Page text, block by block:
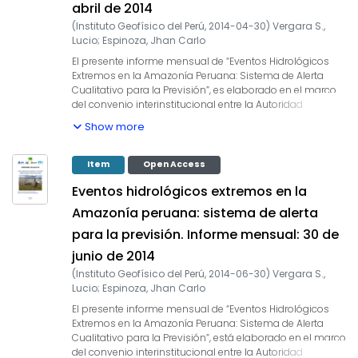
Espinoza et al. (2009, 2011, 2012 y 2013) y Yoon & Zeng
(2010), así como en Lavado et al. (2012), entre otros. En
este quinto informe mensual correspondiente al mes de
enero 2014, se presentan los resultados del análisis de
las condiciones actuales hasta el último día del mes y la
previsión de las variables hidroclimáticas para los
próximos 03 meses lluviosos.
abril de 2014
(Instituto Geofísico del Perú, 2014-04-30) Vergara S.,
Lucio; Espinoza, Jhan Carlo
El presente informe mensual de “Eventos Hidrológicos
Extremos en la Amazonía Peruana: Sistema de Alerta
Cualitativo para la Previsión”, es elaborado en el marco
del convenio interinstitucional entre la Autoridad
objetivo es la elaboración e implementación del estudio
estacional que permita prever los impactos de los
eventos hidrológicos extremos en la sociedad de la
Amazonía peruana. Durante los últimos años, estudios
científicos han evidenciado la influencia de la
temperatura superficial del mar (TSM) anómalos de
algunas regiones oceánicas circundantes en la
ocurrencia de eventos hidrológicos extremos en la
Amazonía peruana, como es descrito en Espinoza et al.
(2009, 2011, 2012 y 2013) y Yoon & Zeng (2010), así como
en Lavado et al. (2012), entre otros. En este informe
mensual correspondiente al mes de abril 2014, se
presentan los resultados del análisis de las condiciones
actuales hasta el último día del mes y la previsión de las
variables hidroclimáticas para los próximos 03 meses.
Show more
Item Open Access
Eventos hidrológicos extremos en la
Amazonía peruana: sistema de alerta
para la previsión. Informe mensual: 30 de
junio de 2014
(Instituto Geofísico del Perú, 2014-06-30) Vergara S.,
Lucio; Espinoza, Jhan Carlo
El presente informe mensual de “Eventos Hidrológicos
Extremos en la Amazonía Peruana: Sistema de Alerta
Cualitativo para la Previsión”, está elaborado en el marco
del convenio interinstitucional entre la Autoridad